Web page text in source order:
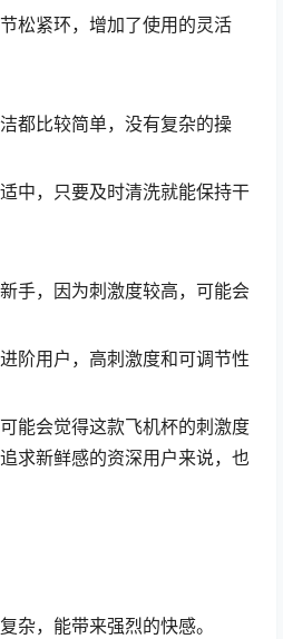
松紧环，增加了使用的灵活
都比较简单，没有复杂的操
中，只要及时清洗就能保持干
手，因为刺激度较高，可能会
阶用户，高刺激度和可调节性
能会觉得这款飞机杯的刺激度
求新鲜感的资深用户来说，也
杂，能带来强烈的快感。